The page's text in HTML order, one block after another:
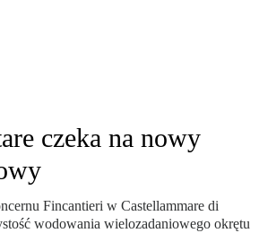
czeka na nowy
Fincantieri w Castellammare di
wodowania wielozadaniowego okrętu